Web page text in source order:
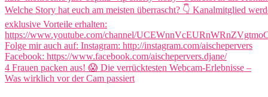
4 Frauen packen aus! 😱 Die verrücktesten Webcam-Erlebnisse –
Was wirklich vor der Cam passiert